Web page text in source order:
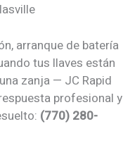
arranque de batería
tus llaves están
zanja — JC Rapid
profesional y
(770) 280-